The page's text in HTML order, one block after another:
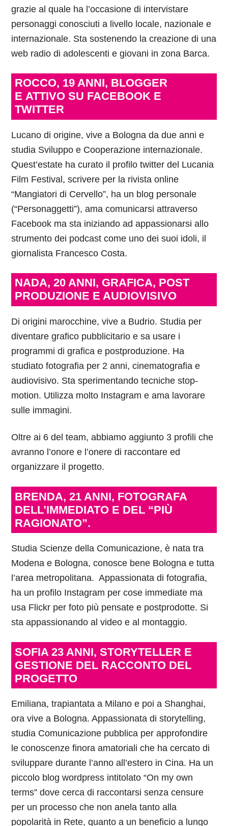
grazie al quale ha l’occasione di intervistare
personaggi conosciuti a livello locale, nazionale e
internazionale. Sta sostenendo la creazione di una
web radio di adolescenti e giovani in zona Barca.
ROCCO, 19 ANNI, BLOGGER
E ATTIVO SU FACEBOOK E
TWITTER
Lucano di origine, vive a Bologna da due anni e
studia Sviluppo e Cooperazione internazionale.
Quest’estate ha curato il profilo twitter del Lucania
Film Festival, scrivere per la rivista online
“Mangiatori di Cervello”, ha un blog personale
(“Personaggetti”), ama comunicarsi attraverso
Facebook ma sta iniziando ad appassionarsi allo
strumento dei podcast come uno dei suoi idoli, il
giornalista Francesco Costa.
NADA, 20 ANNI, GRAFICA, POST
PRODUZIONE E AUDIOVISIVO
Di origini marocchine, vive a Budrio. Studia per
diventare grafico pubblicitario e sa usare i
programmi di grafica e postproduzione. Ha
studiato fotografia per 2 anni, cinematografia e
audiovisivo. Sta sperimentando tecniche stop-
motion. Utilizza molto Instagram e ama lavorare
sulle immagini.
Oltre ai 6 del team, abbiamo aggiunto 3 profili che
avranno l’onore e l’onere di raccontare ed
organizzare il progetto.
BRENDA, 21 ANNI, FOTOGRAFA
DELL’IMMEDIATO E DEL “PIÙ
RAGIONATO”.
Studia Scienze della Comunicazione, è nata tra
Modena e Bologna, conosce bene Bologna e tutta
l’area metropolitana. Appassionata di fotografia,
ha un profilo Instagram per cose immediate ma
usa Flickr per foto più pensate e postprodotte. Si
sta appassionando al video e al montaggio.
SOFIA 23 ANNI, STORYTELLER E
GESTIONE DEL RACCONTO DEL
PROGETTO
Emiliana, trapiantata a Milano e poi a Shanghai,
ora vive a Bologna. Appassionata di storytelling,
studia Comunicazione pubblica per approfondire
le conoscenze finora amatoriali che ha cercato di
sviluppare durante l’anno all’estero in Cina. Ha un
piccolo blog wordpress intitolato “On my own
terms” dove cerca di raccontarsi senza censure
per un processo che non anela tanto alla
popolarità in Rete, quanto a un beneficio a lungo